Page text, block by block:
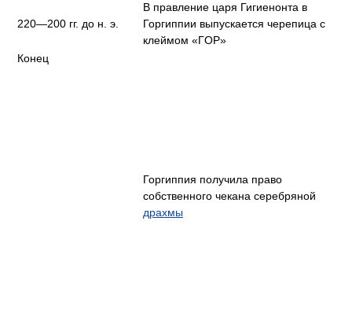
220—200 гг. до н. э.
В правление царя Гигиенонта в
Горгиппии выпускается черепица с
клеймом «ΓΟΡ»
Конец
Горгиппия получила право
собственного чекана серебряной
драхмы